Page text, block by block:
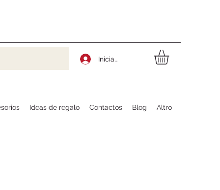
Iniciar sesión
Ideas de regalo Contactos Blog Altro